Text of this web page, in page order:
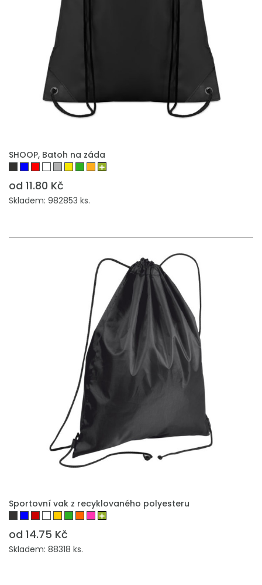
PŘIDAT DO POPTÁVKY
SHOOP, Batoh na záda
od 11.80 Kč
Skladem: 982853 ks.
PŘIDAT DO POPTÁVKY
Sportovní vak z recyklovaného polyesteru
od 14.75 Kč
Skladem: 88318 ks.